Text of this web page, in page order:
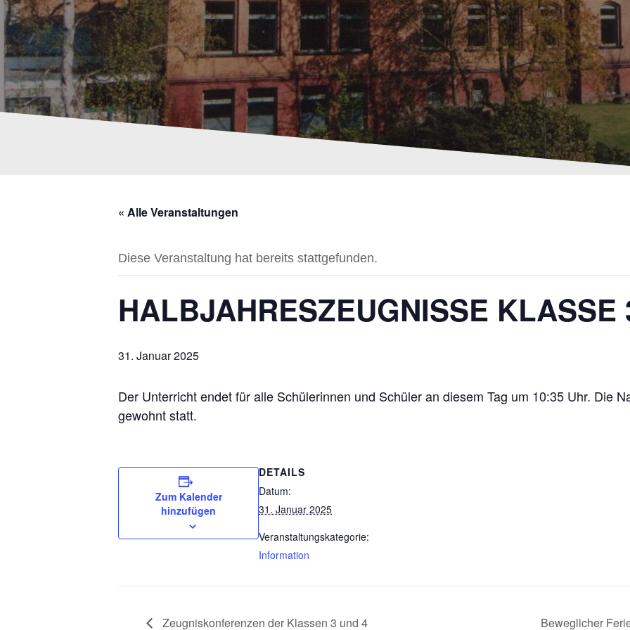
« Alle Veranstaltungen
Diese Veranstaltung hat bereits stattgefunden.
HALBJAHRESZEUGNISSE KLASSE
31. Januar 2025
Der Unterricht endet für alle Schülerinnen und Schüler an diesem Tag um 10:35 Uhr. Die
gewohnt statt.
Zum Kalender
hinzufügen
DETAILS
Datum:
31. Januar 2025
Veranstaltungskategorie:
Information
Zeugniskonferenzen der Klassen 3 und 4 Beweglicher